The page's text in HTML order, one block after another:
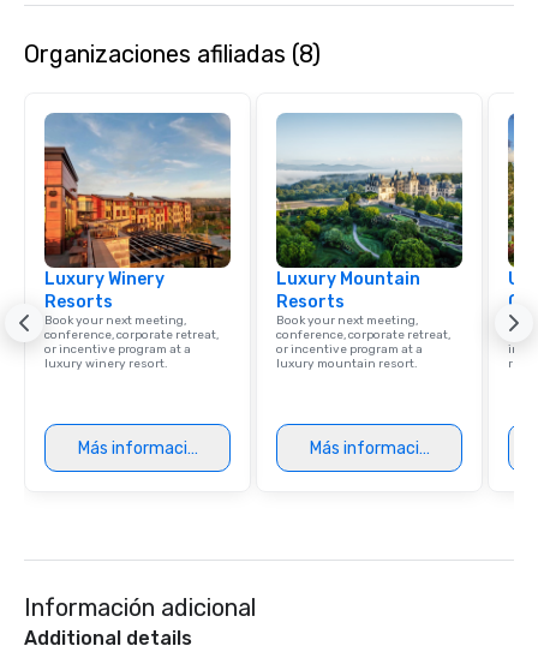
Organizaciones afiliadas (8)
Luxury Winery
Resorts
Book your next meeting,
conference, corporate retreat,
or incentive program at a
luxury winery resort.
Más información
Luxury Mountain
Resorts
Book your next meeting,
conference, corporate retreat,
or incentive program at a
luxury mountain resort.
Más información
Find
Información adicional
Additional details